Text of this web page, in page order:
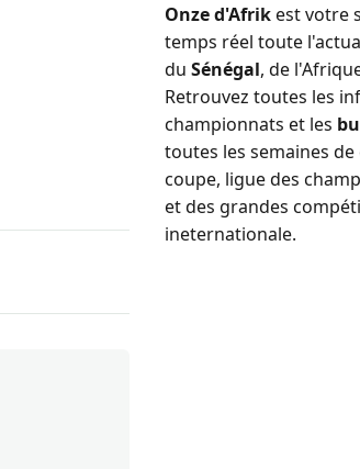
Onze d'Afrikest votre
temps réel toute
du Sénégal, de
Retrouvez toutes les
championnats et les
toutes les semaines
coupe, ligue des
et des grandes
ineternationale.